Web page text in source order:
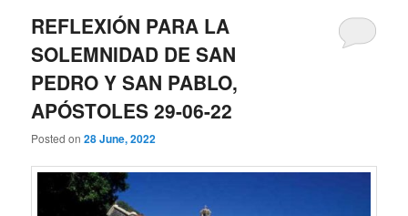
REFLEXIÓN PARA LA
SOLEMNIDAD DE SAN
PEDRO Y SAN PABLO,
APÓSTOLES 29-06-22
Posted on28 June, 2022